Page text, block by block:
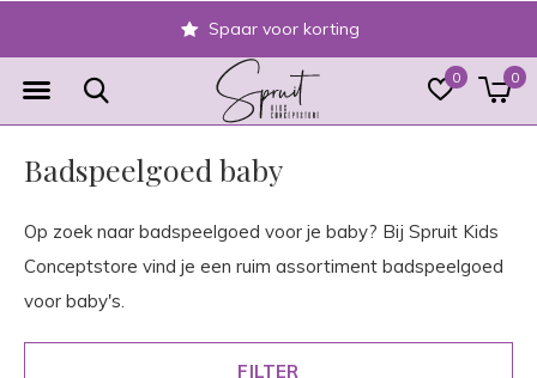
0 0
Spaar voor korting
Badspeelgoed baby
Op zoek naar badspeelgoed voor je baby? Bij Spruit Kids
Conceptstore vind je een ruim assortiment badspeelgoed
voor baby's.
FILTER